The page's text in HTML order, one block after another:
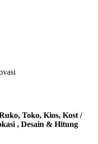
Toko, Kios, Kost /
, Desain & Hitung